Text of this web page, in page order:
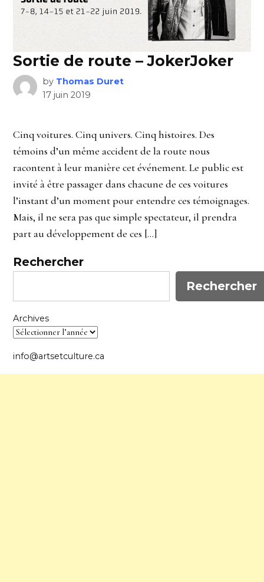
Sortie de route – JokerJoker
by Thomas Duret
17 juin 2019
Cinq voitures. Cinq univers. Cinq histoires. Des
témoins d’un même accident de la route nous
racontent à leur manière cet événement. Le public est
invité à être passager dans chacune de ces voitures
l’instant d’un moment pour entendre ces témoignages.
Mais, il ne sera pas que simple spectateur, il prendra
part au développement de ces […]
Rechercher
Rechercher
Archives
info@artsetculture.ca